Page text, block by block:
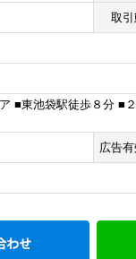
取
■東池袋駅徒歩８分 ■
広告
メール